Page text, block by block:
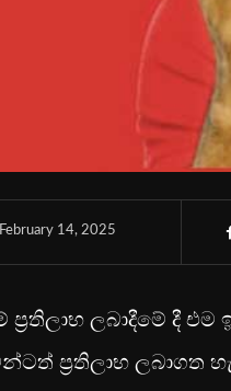
February 14, 2025
ප්‍රතිලාභ ලබාදීමේ දී
ප්‍රතිලාභ